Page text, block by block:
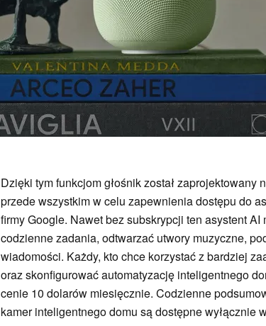
Dzięki tym funkcjom głośnik został
przede wszystkim w celu zapewnienia dostępu do
firmy Google. Nawet bez subskrypcji ten asystent
codzienne zadania, odtwarzać utwory muzyczne,
wiadomości. Każdy, kto chce korzystać z bardziej
oraz skonfigurować automatyzację inteligentnego
cenie 10 dolarów miesięcznie. Codzienne
kamer inteligentnego domu są dostępne wyłącznie